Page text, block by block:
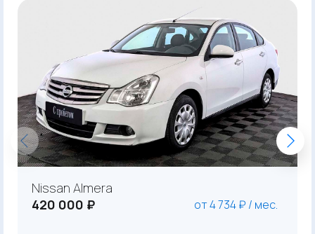
Nissan Almera
420 000 ₽
от 4 734 ₽ / мес.